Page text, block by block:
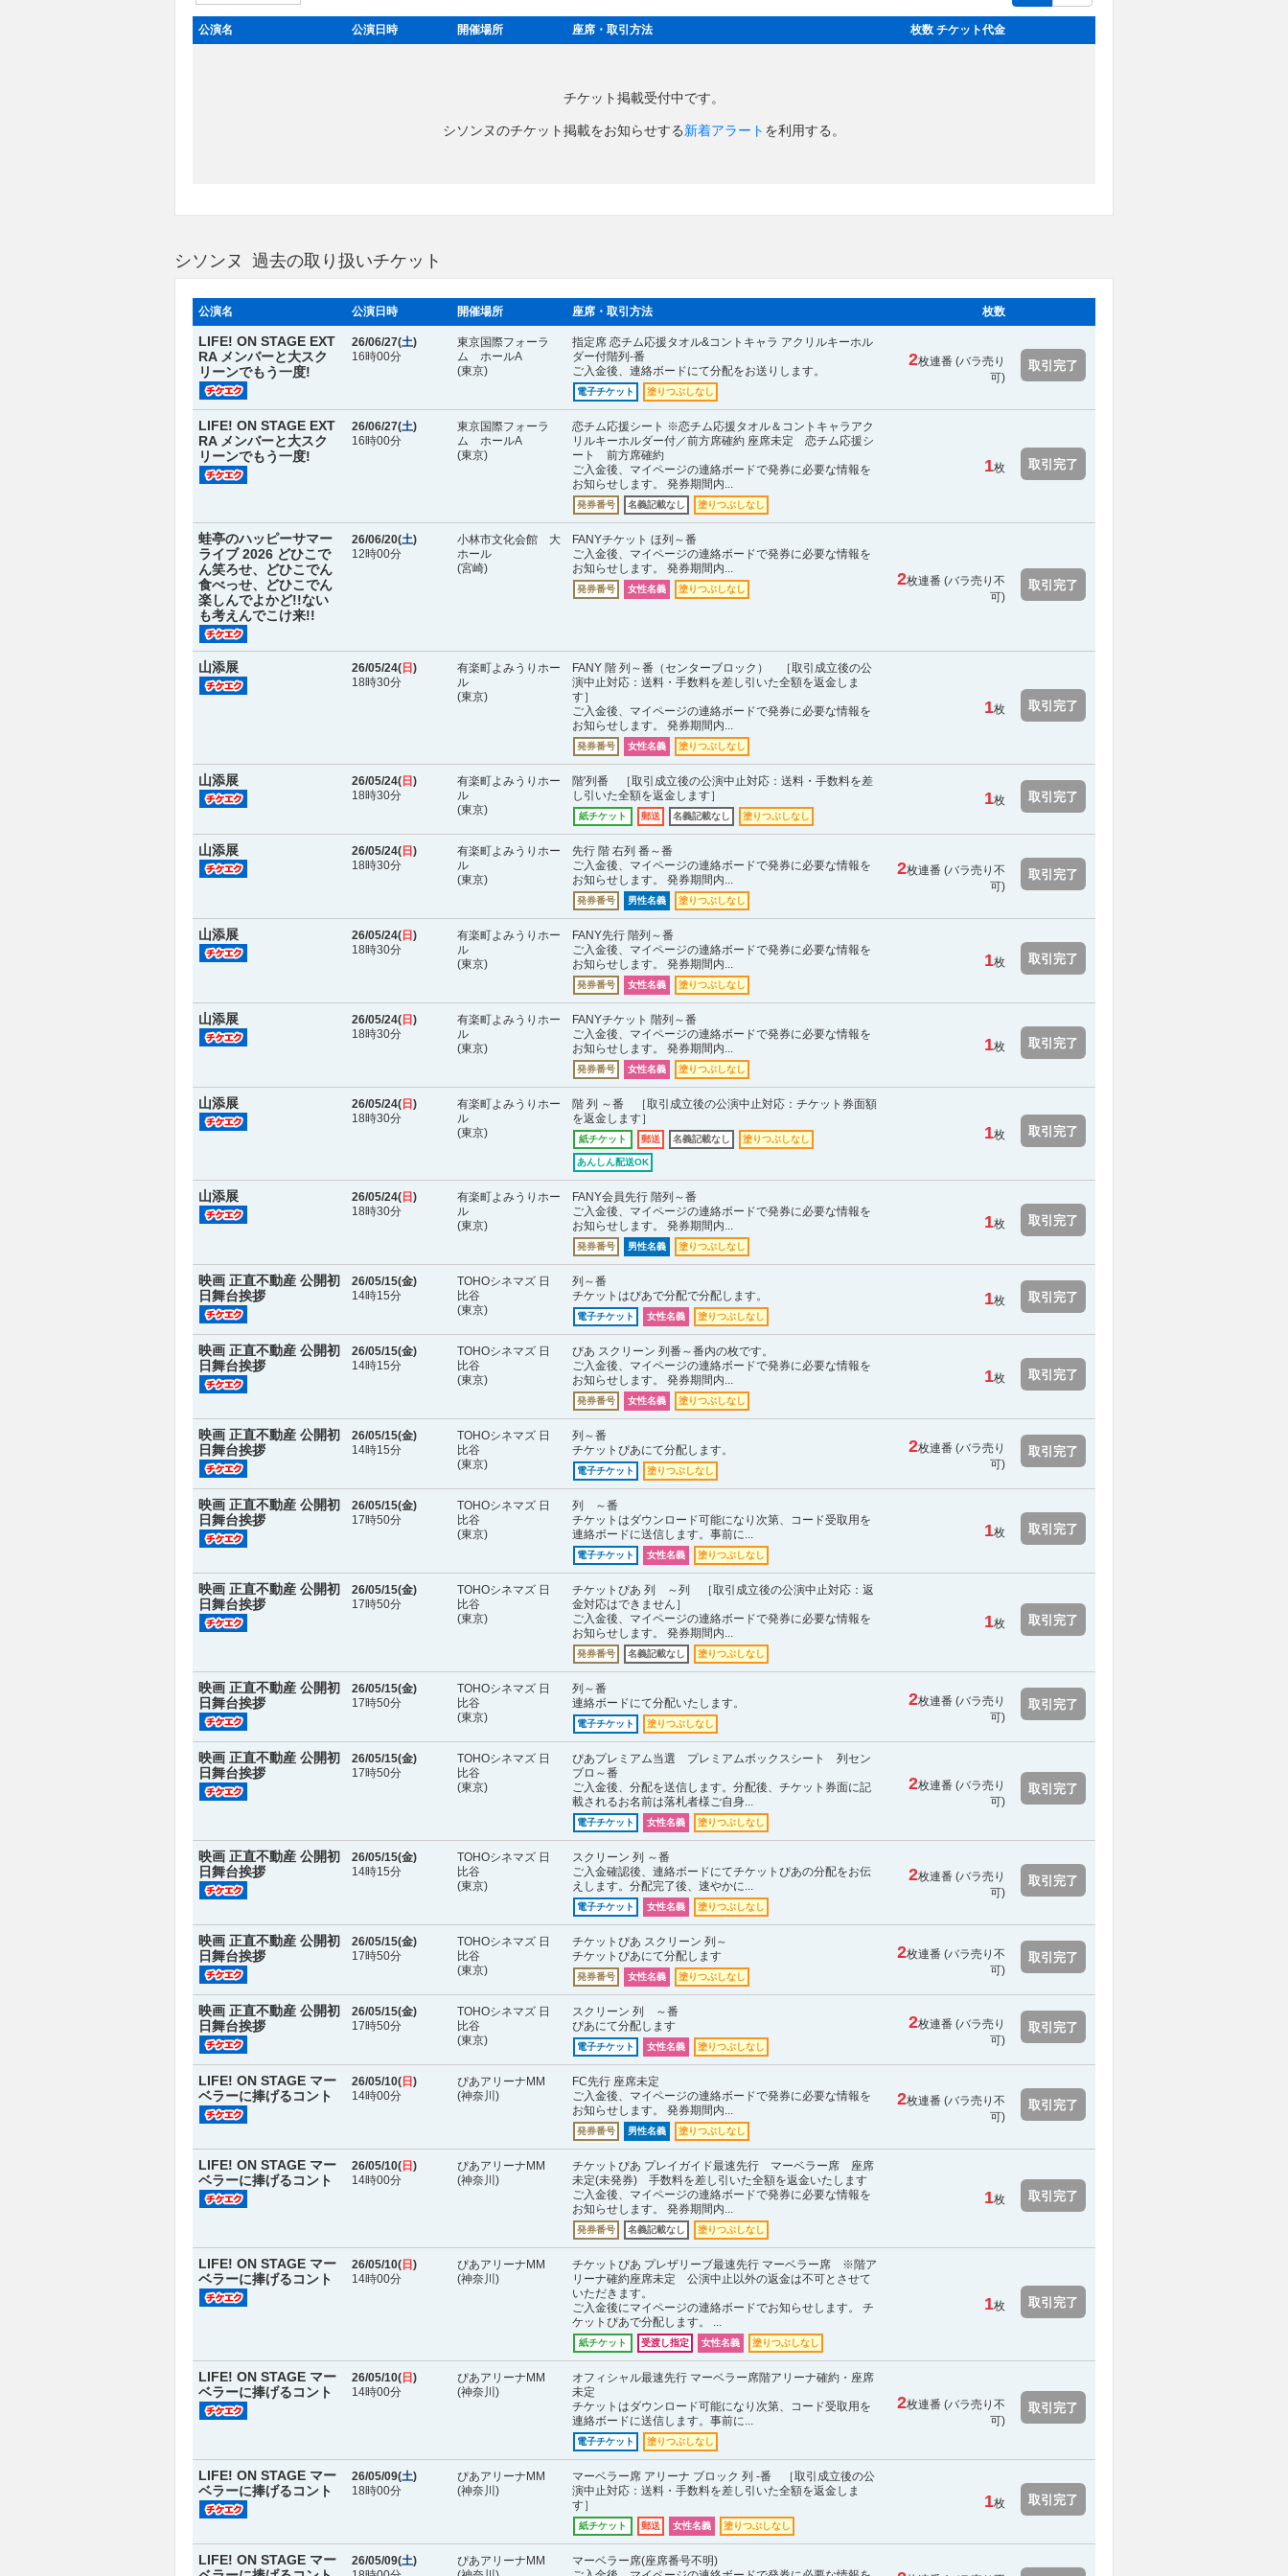
公演名 公演日時 開催場所 座席・取引方法 枚数 チケット代金
チケット掲載受付中です。
シソンヌのチケット掲載をお知らせする新着アラート を利用する。
シソンヌ 過去の取り扱いチケット
公演名 公演日時 開催場所 座席・取引方法 枚数
LIFE! ON STAGE EXT
RA メンバーと大スク
リーンでもう一度!
26/06/27(土)
16時00分
東京国際フォーラ
ム ホールA
(東京)
指定席 恋チム応援タオル&コントキャラ アクリルキーホル
ダー付階列-番
ご入金後、連絡ボードにて分配をお送りします。
電子チケット 塗りつぶしなし
2枚連番 (バラ売り
可)
取引完了
LIFE! ON STAGE EXT
RA メンバーと大スク
リーンでもう一度!
26/06/27(土)
16時00分
東京国際フォーラ
ム ホールA
(東京)
恋チム応援シート ※恋チム応援タオル＆コントキャラアク
リルキーホルダー付／前方席確約 座席未定 恋チム応援シ
ート 前方席確約
ご入金後、マイページの連絡ボードで発券に必要な情報を
お知らせします。 発券期間内...
発券番号 名義記載なし 塗りつぶしなし
1枚 取引完了
蛙亭のハッピーサマー
ライブ 2026 どひこで
ん笑ろせ、どひこでん
食べっせ、どひこでん
楽しんでよかど!!ない
も考えんでこけ来!!
26/06/20(土)
12時00分
小林市文化会館 大
ホール
(宮崎)
FANYチケット ほ列～番
ご入金後、マイページの連絡ボードで発券に必要な情報を
お知らせします。 発券期間内...
発券番号 女性名義 塗りつぶしなし
2枚連番 (バラ売り不
可)
取引完了
山添展 26/05/24( 日 )
18時30分
有楽町よみうりホー
ル
(東京)
FANY 階 列～番（センターブロック） ［取引成立後の公
演中止対応：送料・手数料を差し引いた全額を返金しま
す］
ご入金後、マイページの連絡ボードで発券に必要な情報を
お知らせします。 発券期間内...
発券番号 女性名義 塗りつぶしなし
1枚 取引完了
山添展 26/05/24( 日 )
18時30分
有楽町よみうりホー
ル
(東京)
階'列番 ［取引成立後の公演中止対応：送料・手数料を差
し引いた全額を返金します］
紙チケット 郵送 名義記載なし 塗りつぶしなし
1枚 取引完了
山添展 26/05/24( 日 )
18時30分
有楽町よみうりホー
ル
(東京)
先行 階 右列 番～番
ご入金後、マイページの連絡ボードで発券に必要な情報を
お知らせします。 発券期間内...
発券番号 男性名義 塗りつぶしなし
2枚連番 (バラ売り不
可)
取引完了
山添展 26/05/24( 日 )
18時30分
有楽町よみうりホー
ル
(東京)
FANY先行 階列～番
ご入金後、マイページの連絡ボードで発券に必要な情報を
お知らせします。 発券期間内...
発券番号 女性名義 塗りつぶしなし
1枚 取引完了
山添展 26/05/24( 日 )
18時30分
有楽町よみうりホー
ル
(東京)
FANYチケット 階列～番
ご入金後、マイページの連絡ボードで発券に必要な情報を
お知らせします。 発券期間内...
発券番号 女性名義 塗りつぶしなし
1枚 取引完了
山添展 26/05/24( 日 )
18時30分
有楽町よみうりホー
ル
(東京)
階 列 ～番 ［取引成立後の公演中止対応：チケット券面額
を返金します］
紙チケット 郵送 名義記載なし 塗りつぶしなし
あんしん配送OK
1枚 取引完了
山添展 26/05/24( 日 )
18時30分
有楽町よみうりホー
ル
(東京)
FANY会員先行 階列～番
ご入金後、マイページの連絡ボードで発券に必要な情報を
お知らせします。 発券期間内...
発券番号 男性名義 塗りつぶしなし
1枚 取引完了
映画 正直不動産 公開初
日舞台挨拶
26/05/15(金)
14時15分
TOHOシネマズ 日
比谷
(東京)
列～番
チケットはぴあで分配で分配します。
電子チケット 女性名義 塗りつぶしなし
1枚 取引完了
映画 正直不動産 公開初
日舞台挨拶
26/05/15(金)
14時15分
TOHOシネマズ 日
比谷
(東京)
びあ スクリーン 列番～番内の枚です。
ご入金後、マイページの連絡ボードで発券に必要な情報を
お知らせします。 発券期間内...
発券番号 女性名義 塗りつぶしなし
1枚 取引完了
映画 正直不動産 公開初
日舞台挨拶
26/05/15(金)
14時15分
TOHOシネマズ 日
比谷
(東京)
列～番
チケットぴあにて分配します。
電子チケット 塗りつぶしなし
2枚連番 (バラ売り
可)
取引完了
映画 正直不動産 公開初
日舞台挨拶
26/05/15(金)
17時50分
TOHOシネマズ 日
比谷
(東京)
列 ～番
チケットはダウンロード可能になり次第、コード受取用を
連絡ボードに送信します。事前に...
電子チケット 女性名義 塗りつぶしなし
1枚 取引完了
映画 正直不動産 公開初
日舞台挨拶
26/05/15(金)
17時50分
TOHOシネマズ 日
比谷
(東京)
チケットぴあ 列 ～列 ［取引成立後の公演中止対応：返
金対応はできません］
ご入金後、マイページの連絡ボードで発券に必要な情報を
お知らせします。 発券期間内...
発券番号 名義記載なし 塗りつぶしなし
1枚 取引完了
映画 正直不動産 公開初
日舞台挨拶
26/05/15(金)
17時50分
TOHOシネマズ 日
比谷
(東京)
列～番
連絡ボードにて分配いたします。
電子チケット 塗りつぶしなし
2枚連番 (バラ売り
可)
取引完了
映画 正直不動産 公開初
日舞台挨拶
26/05/15(金)
17時50分
TOHOシネマズ 日
比谷
(東京)
ぴあプレミアム当選 プレミアムボックスシート 列セン
ブロ～番
ご入金後、分配を送信します。分配後、チケット券面に記
載されるお名前は落札者様ご自身...
電子チケット 女性名義 塗りつぶしなし
2枚連番 (バラ売り
可)
取引完了
映画 正直不動産 公開初
日舞台挨拶
26/05/15(金)
14時15分
TOHOシネマズ 日
比谷
(東京)
スクリーン 列 ～番
ご入金確認後、連絡ボードにてチケットぴあの分配をお伝
えします。分配完了後、速やかに...
電子チケット 女性名義 塗りつぶしなし
2枚連番 (バラ売り
可)
取引完了
映画 正直不動産 公開初
日舞台挨拶
26/05/15(金)
17時50分
TOHOシネマズ 日
比谷
(東京)
チケットぴあ スクリーン 列～
チケットぴあにて分配します
発券番号 女性名義 塗りつぶしなし
2枚連番 (バラ売り不
可)
取引完了
映画 正直不動産 公開初
日舞台挨拶
26/05/15(金)
17時50分
TOHOシネマズ 日
比谷
(東京)
スクリーン 列 ～番
ぴあにて分配します
電子チケット 女性名義 塗りつぶしなし
2枚連番 (バラ売り
可)
取引完了
LIFE! ON STAGE マー
ベラーに捧げるコント
26/05/10( 日 )
14時00分
ぴあアリーナMM
(神奈川)
FC先行 座席未定
ご入金後、マイページの連絡ボードで発券に必要な情報を
お知らせします。 発券期間内...
発券番号 男性名義 塗りつぶしなし
2枚連番 (バラ売り不
可)
取引完了
LIFE! ON STAGE マー
ベラーに捧げるコント
26/05/10( 日 )
14時00分
ぴあアリーナMM
(神奈川)
チケットぴあ プレイガイド最速先行 マーベラー席 座席
未定(未発券) 手数料を差し引いた全額を返金いたします
ご入金後、マイページの連絡ボードで発券に必要な情報を
お知らせします。 発券期間内...
発券番号 名義記載なし 塗りつぶしなし
1枚 取引完了
LIFE! ON STAGE マー
ベラーに捧げるコント
26/05/10( 日 )
14時00分
ぴあアリーナMM
(神奈川)
チケットぴあ プレザリーブ最速先行 マーベラー席 ※階ア
リーナ確約座席未定 公演中止以外の返金は不可とさせて
いただきます。
ご入金後にマイページの連絡ボードでお知らせします。 チ
ケットぴあで分配します。 ...
紙チケット 受渡し指定 女性名義 塗りつぶしなし
1枚 取引完了
LIFE! ON STAGE マー
ベラーに捧げるコント
26/05/10( 日 )
14時00分
ぴあアリーナMM
(神奈川)
オフィシャル最速先行 マーベラー席階アリーナ確約・座席
未定
チケットはダウンロード可能になり次第、コード受取用を
連絡ボードに送信します。事前に...
電子チケット 塗りつぶしなし
2枚連番 (バラ売り不
可)
取引完了
LIFE! ON STAGE マー
ベラーに捧げるコント
26/05/09(土)
18時00分
ぴあアリーナMM
(神奈川)
マーベラー席 アリーナ ブロック 列 -番 ［取引成立後の公
演中止対応：送料・手数料を差し引いた全額を返金しま
す］
紙チケット 郵送 女性名義 塗りつぶしなし
1枚 取引完了
LIFE! ON STAGE マー
26/05/09(土)
ぴあアリーナMM
マーベラー席(座席番号不明)